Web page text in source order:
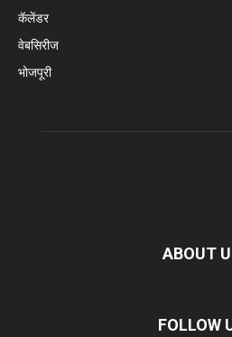
कॅलेंडर
वेबसिरीज
भोजपूरी
ABOUT
FOLLOW